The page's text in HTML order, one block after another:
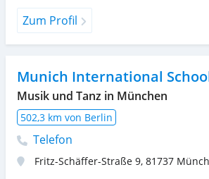
Zum Profil
Munich International
Musik und Tanz in München
502,3 km von Berlin
Telefon
Fritz-Schäffer-Straße 9, 81737